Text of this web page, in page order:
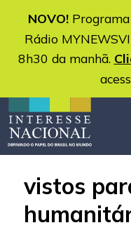
NOVO!Programa
Rádio
8h30 da manhã.
vistos